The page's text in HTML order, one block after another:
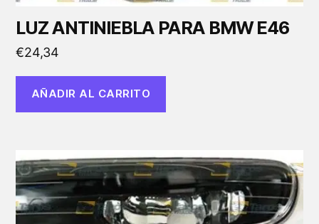
LUZ ANTINIEBLA PARA BMW E46
€24,34
AÑADIR AL CARRITO